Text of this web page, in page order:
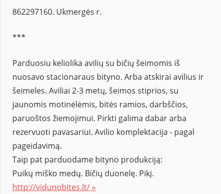
862297160. Ukmergės r.
***
Parduosiu keliolika avilių su bičių šeimomis iš
nuosavo stacionaraus bityno. Arba atskirai avilius ir
šeimeles. Aviliai 2-3 metų, šeimos stiprios, su
jaunomis motinėlėmis, bitės ramios, darbščios,
paruoštos žiemojimui. Pirkti galima dabar arba
rezervuoti pavasariui. Avilio komplektacija - pagal
pageidavimą.
Taip pat parduodame bityno produkciją:
Puikų miško medų. Bičių duonelę. Pikį.
http://vidunobites.lt/ »